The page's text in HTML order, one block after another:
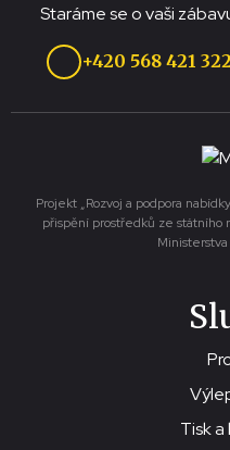
Staráme se o vaši
+420 568 421 322
Projekt „Rozvoj a podpora
přispění prostředků ze státního
Tisk